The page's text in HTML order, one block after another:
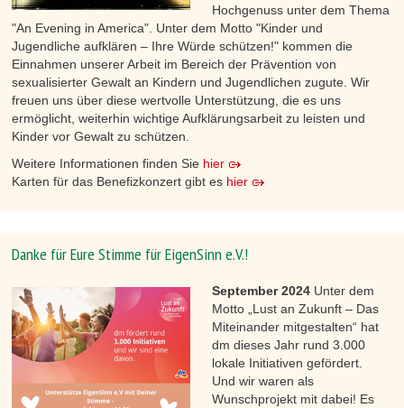
Hochgenuss unter dem Thema
"An Evening in America". Unter dem Motto "Kinder und
Jugendliche aufklären – Ihre Würde schützen!" kommen die
Einnahmen unserer Arbeit im Bereich der Prävention von
sexualisierter Gewalt an Kindern und Jugendlichen zugute. Wir
freuen uns über diese wertvolle Unterstützung, die es uns
ermöglicht, weiterhin wichtige Aufklärungsarbeit zu leisten und
Kinder vor Gewalt zu schützen.
Weitere Informationen finden Sie hier
Karten für das Benefizkonzert gibt es hier
Danke für Eure Stimme für EigenSinn e.V.!
September 2024 Unter dem
Motto „Lust an Zukunft – Das
Miteinander mitgestalten“ hat
dm dieses Jahr rund 3.000
lokale Initiativen gefördert
Und wir waren als
Wunschprojekt mit dabei! Es